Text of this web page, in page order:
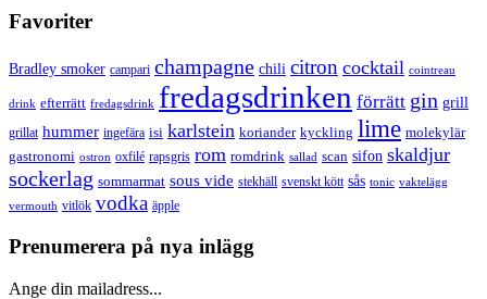
Favoriter
Bradley smoker campari champagne chili citron cocktail cointreau
drink efterrätt fredagsdrink fredagsdrinken förrätt gin grill
grillat hummer ingefära isi karlstein koriander kyckling lime molekylär
gastronomi ostron oxfilé rapsgris rom romdrink sallad scan sifon skaldjur
sockerlag sommarmat sous vide stekhäll svenskt kött sås tonic vaktelägg
vermouth vitlök vodka äpple
Prenumerera på nya inlägg
Ange din mailadress...